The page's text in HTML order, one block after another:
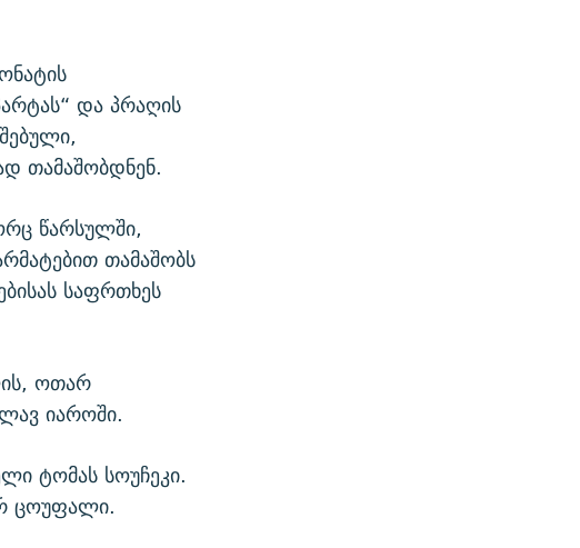
და პრაღის
თამაშობდნენ.
წარსულში,
თამაშობს
საფრთხეს
ოთარ
იაროში.
ტომას სოუჩეკი.
ცოუფალი.